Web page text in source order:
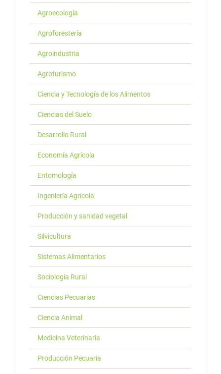
Agroecología
Agroforestería
Agroindustria
Agroturismo
Ciencia y Tecnología de los Alimentos
Ciencias del Suelo
Desarrollo Rural
Economía Agrícola
Entomología
Ingeniería Agrícola
Producción y sanidad vegetal
Silvicultura
Sistemas Alimentarios
Sociología Rural
Ciencias Pecuarias
Ciencia Animal
Medicina Veterinaria
Producción Pecuaria